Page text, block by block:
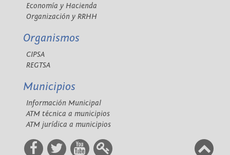
Economía y Hacienda
Organización y RRHH
Organismos
CIPSA
REGTSA
Municipios
Información Municipal
ATM técnica a municipios
ATM jurídica a municipios